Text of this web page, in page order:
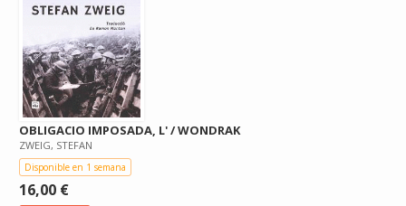
OBLIGACIO IMPOSADA, L' / WONDRAK
ZWEIG, STEFAN
Disponible en 1 semana
16,00 €